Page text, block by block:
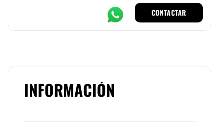
CONTACTAR
INFORMACIÓN